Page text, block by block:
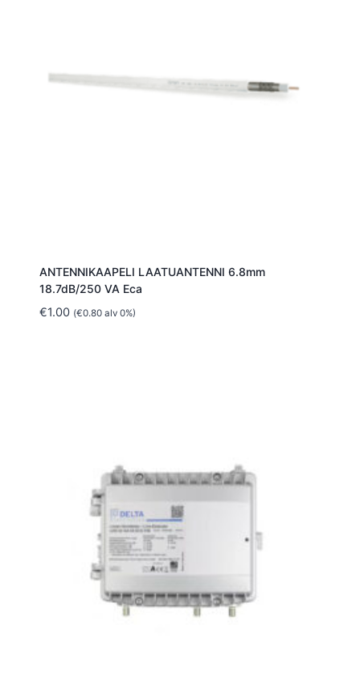
ANTENNIKAAPELI LAATUANTENNI 6.8mm
18.7dB/250 VA Eca
€1.00 (€0.80alv 0%)